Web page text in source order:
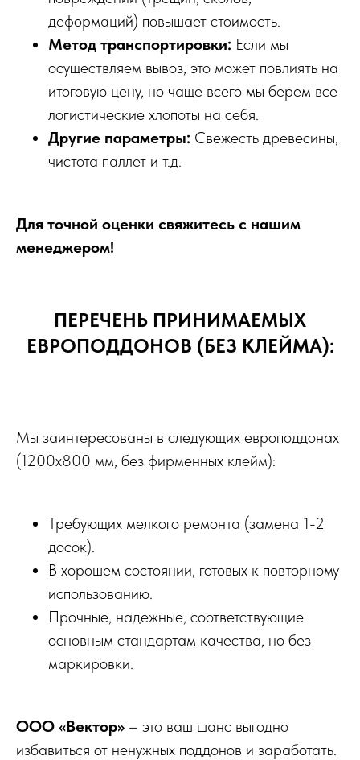
деформаций) повышает стоимость.
Метод транспортировки: Если мы
осуществляем вывоз, это может повлиять на
итоговую цену, но чаще всего мы берем все
логистические хлопоты на себя.
Другие параметры: Свежесть древесины,
чистота паллет и т.д.
Для точной оценки свяжитесь с нашим
менеджером!
ПЕРЕЧЕНЬ ПРИНИМАЕМЫХ
ЕВРОПОДДОНОВ (БЕЗ КЛЕЙМА):
Мы заинтересованы в следующих европоддонах
(1200x800 мм, без фирменных клейм):
Требующих мелкого ремонта (замена 1-2
досок).
В хорошем состоянии, готовых к повторному
использованию.
Прочные, надежные, соответствующие
основным стандартам качества, но без
маркировки.
ООО «Вектор» – это ваш шанс выгодно
избавиться от ненужных поддонов и заработать.